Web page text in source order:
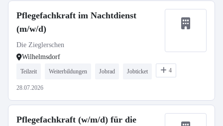
Pflegefachkraft im Nachtdienst
(m/w/d)
Die Zieglerschen
Wilhelmsdorf
Teilzeit Weiterbildungen Jobrad Jobticket 4
28.07.2026
Pflegefachkraft (w/m/d) für die